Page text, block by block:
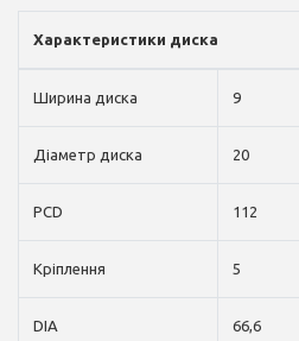
Характеристики диска
Ширина диска 9
Діаметр диска 20
PCD 112
Кріплення 5
DIA 66,6